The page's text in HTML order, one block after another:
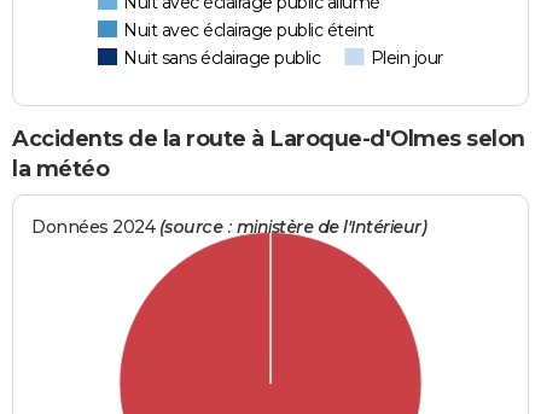
Nuit avec éclairage public éteint
Nuit sans éclairage public
Plein jour
Accidents de la route à Laroque-d'Olmes selon
la météo
Données 2024 (source : ministère de l'Intérieur)